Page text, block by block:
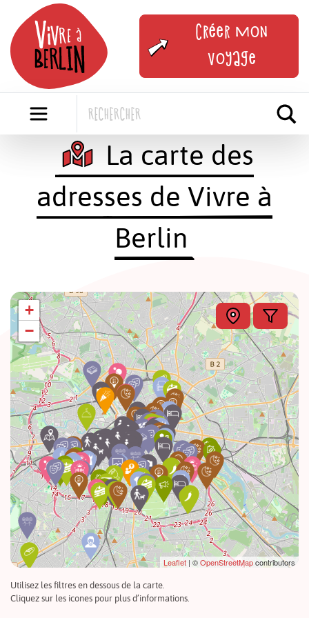
content
Créer mon
voyage
La carte des
adresses de Vivre à
Berlin
+
−
Leaflet | ©OpenStreetMapcontributors
Utilisez les filtres en dessous de la carte.
Cliquez sur les icones pour plus d’informations.